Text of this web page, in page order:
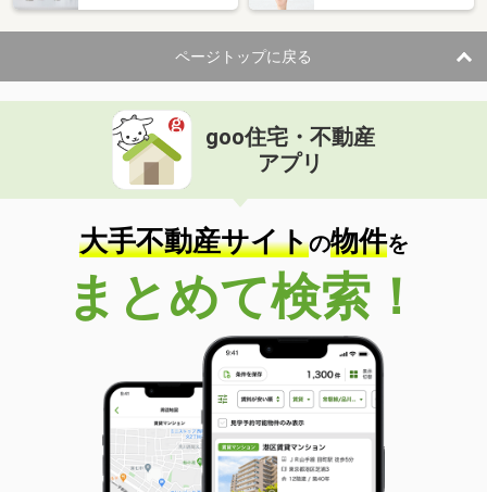
ページトップに戻る
goo住宅・不動産
アプリ
大手不動産サイトの物件を
まとめて検索！